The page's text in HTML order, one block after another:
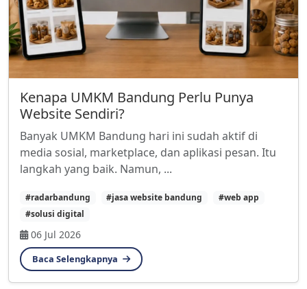
Kenapa UMKM Bandung Perlu Punya
Website Sendiri?
Banyak UMKM Bandung hari ini sudah aktif di
media sosial, marketplace, dan aplikasi pesan. Itu
langkah yang baik. Namun, ...
#radarbandung #jasa website bandung
#web app
#solusi digital
06 Jul 2026
Baca Selengkapnya